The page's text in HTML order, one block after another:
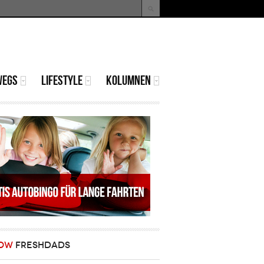
LIFESTYLE KOLUMNEN
FRESHDADS